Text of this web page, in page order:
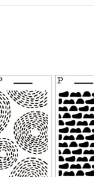
AÑADIR AL CARRITO